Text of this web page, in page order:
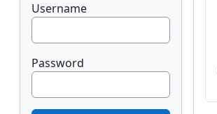
Username
Password